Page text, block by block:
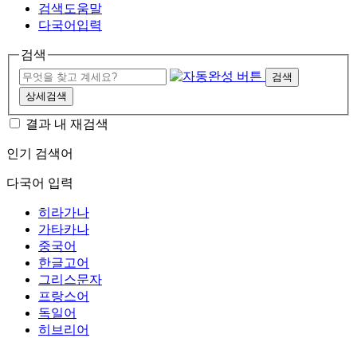
검색도움말
다국어입력
검색
검색
상세검색
결과 내 재검색
인기 검색어
다국어 입력
히라가나
가타카나
중국어
한글고어
그리스문자
프랑스어
독일어
히브리어